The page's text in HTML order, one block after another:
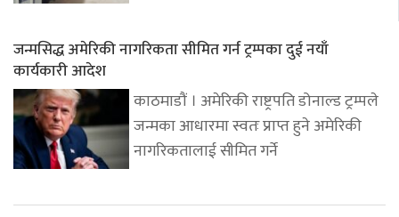
जन्मसिद्ध अमेरिकी नागरिकता सीमित गर्न ट्रम्पका दुई नयाँ
कार्यकारी आदेश
काठमाडौं । अमेरिकी राष्ट्रपति डोनाल्ड ट्रम्पले
जन्मका आधारमा स्वतः प्राप्त हुने अमेरिकी
नागरिकतालाई सीमित गर्ने